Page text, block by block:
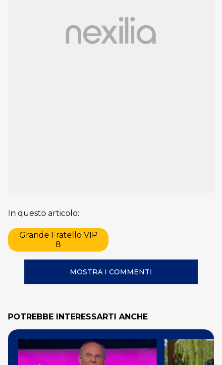
In questo articolo:
Grande Fratello VIP
8
MOSTRA I COMMENTI
POTREBBE INTERESSARTI ANCHE